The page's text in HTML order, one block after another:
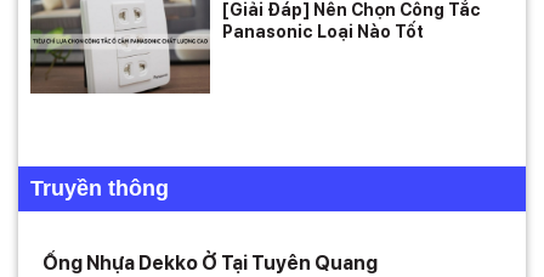
[Giải Đáp] Nên Chọn Công Tắc
Panasonic Loại Nào Tốt
Truyền thông
Ống Nhựa Dekko Ở Tại Tuyên Quang